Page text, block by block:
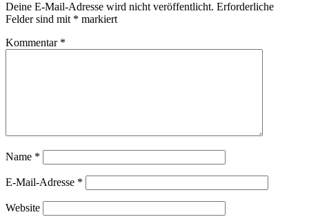
Deine E-Mail-Adresse wird nicht veröffentlicht. Erforderliche
Felder sind mit * markiert
Kommentar *
Name *
E-Mail-Adresse *
Website